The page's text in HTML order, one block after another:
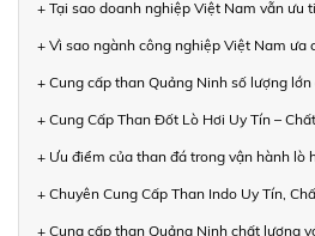
+ Tại sao doanh nghiệp Việt Nam vẫn ưu
+ Vì sao ngành công nghiệp Việt Nam ưa
+ Cung cấp than Quảng Ninh số lượng
+ Cung Cấp Than Đốt Lò Hơi Uy Tín –
+ Ưu điểm của than đá trong vận hành lò
+ Chuyên Cung Cấp Than Indo Uy Tín,
+ Cung cấp than Quảng Ninh chất lượng